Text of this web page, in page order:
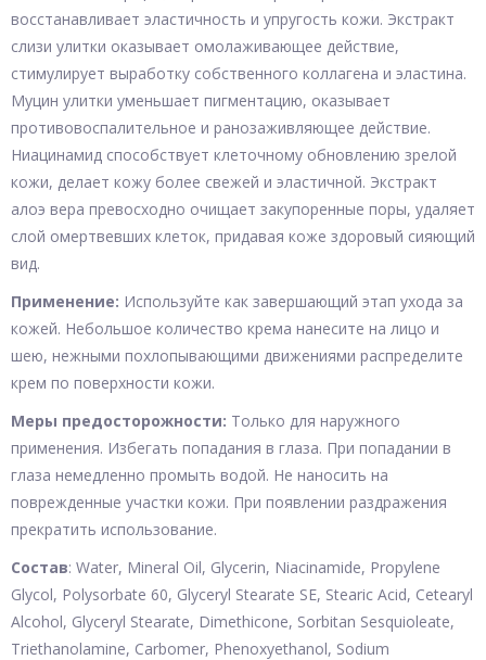
восстанавливает эластичность и упругость кожи. Экстракт
слизи улитки оказывает омолаживающее действие,
стимулирует выработку собственного коллагена и эластина.
Муцин улитки уменьшает пигментацию, оказывает
противовоспалительное и ранозаживляющее действие.
Ниацинамид способствует клеточному обновлению зрелой
кожи, делает кожу более свежей и эластичной. Экстракт
алоэ вера превосходно очищает закупоренные поры, удаляет
слой омертвевших клеток, придавая коже здоровый сияющий
вид.
Применение: Используйте как завершающий этап ухода за
кожей. Небольшое количество крема нанесите на лицо и
шею, нежными похлопывающими движениями распределите
крем по поверхности кожи.
Меры предосторожности: Только для наружного
применения. Избегать попадания в глаза. При попадании в
глаза немедленно промыть водой. Не наносить на
поврежденные участки кожи. При появлении раздражения
прекратить использование.
Состав: Water, Mineral Oil, Glycerin, Niacinamide, Propylene
Glycol, Polysorbate 60, Glyceryl Stearate SE, Stearic Acid, Cetearyl
Alcohol, Glyceryl Stearate, Dimethicone, Sorbitan Sesquioleate,
Triethanolamine, Carbomer, Phenoxyethanol, Sodium